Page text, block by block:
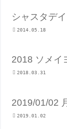
シャスタデ
2014.05.18
2018 ソメイ
2018.03.31
2019/01/02
2019.01.02